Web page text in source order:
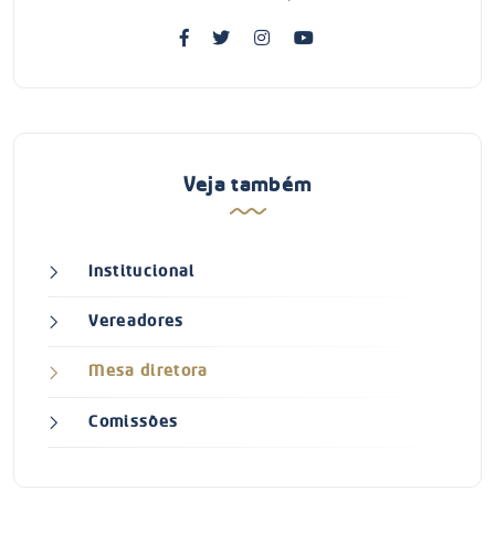
Veja também
Institucional
Vereadores
Mesa diretora
Comissões